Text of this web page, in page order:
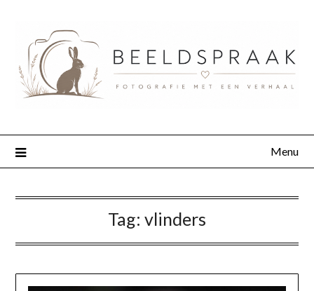
Menu
Tag: vlinders